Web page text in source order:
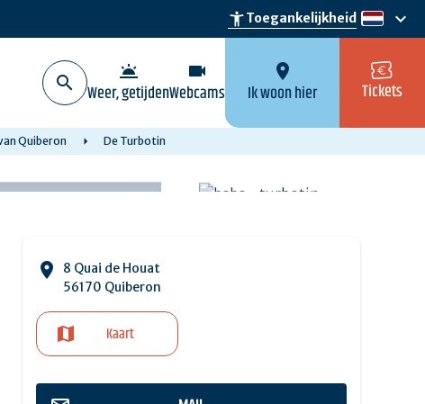
accessibility_newToegankelijkheid nl
keyboard_arrow_down
wb_twilight
Weer, getijden
videocam
Webcams
location_on
Ik woon hier Tickets
Quiberon De Turbotin
8 Quai de Houat
56170 Quiberon
Kaart